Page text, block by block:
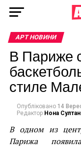
АРТ НОВИНИ
В Париже
стиле
Опубліковано 14
Редактор Нона
В одном из
Парижа